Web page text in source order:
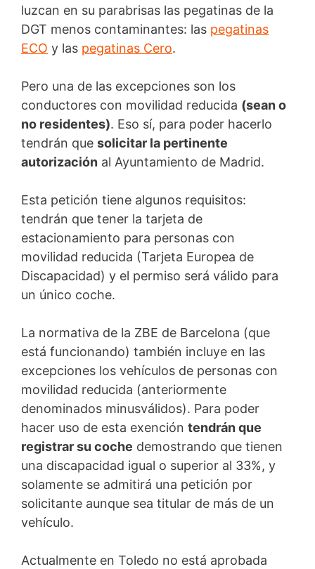
luzcan en su parabrisas las pegatinas de la
DGT menos contaminantes: las pegatinas
ECO y las pegatinas Cero.
Pero una de las excepciones son los
conductores con movilidad reducida (sean o
no residentes). Eso sí, para poder hacerlo
tendrán que solicitar la pertinente
autorización al Ayuntamiento de Madrid.
Esta petición tiene algunos requisitos:
tendrán que tener la tarjeta de
estacionamiento para personas con
movilidad reducida (Tarjeta Europea de
Discapacidad) y el permiso será válido para
un único coche.
La normativa de la ZBE de Barcelona (que
está funcionando) también incluye en las
excepciones los vehículos de personas con
movilidad reducida (anteriormente
denominados minusválidos). Para poder
hacer uso de esta exención tendrán que
registrar su coche demostrando que tienen
una discapacidad igual o superior al 33%, y
solamente se admitirá una petición por
solicitante aunque sea titular de más de un
vehículo.
Actualmente en Toledo no está aprobada